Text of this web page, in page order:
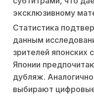
эксклюзивному
Статистика
данным
зрителей японских
Японии
дубляж.
выбирают